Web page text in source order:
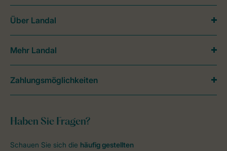
Haben Sie Fragen?
Schauen Sie sich die häufig gestellten
Über Landal
Mehr Landal
Zahlungsmöglichkeiten